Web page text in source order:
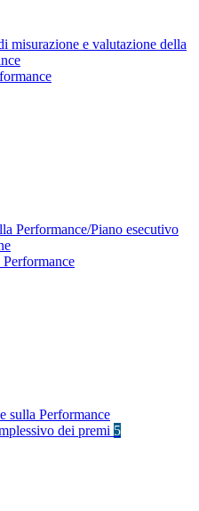
misurazione e valutazione della
Performance/Piano esecutivo
sulla Performance
dei premi 5